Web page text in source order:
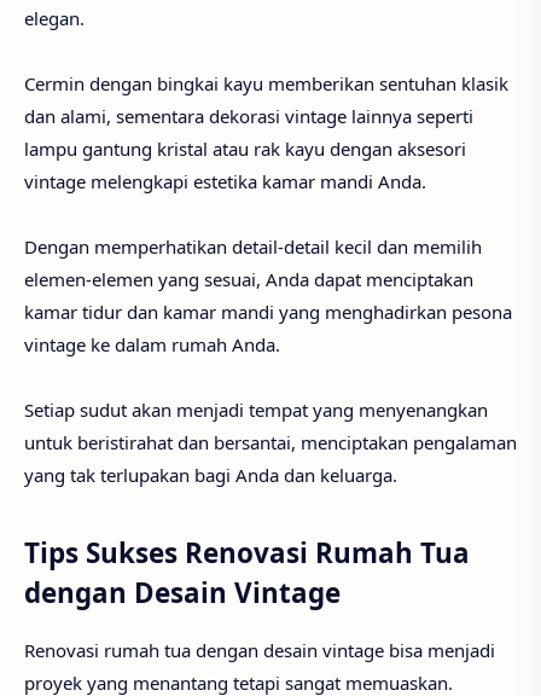
elegan.
Cermin dengan bingkai kayu memberikan sentuhan klasik
dan alami, sementara dekorasi vintage lainnya seperti
lampu gantung kristal atau rak kayu dengan aksesori
vintage melengkapi estetika kamar mandi Anda.
Dengan memperhatikan detail-detail kecil dan memilih
elemen-elemen yang sesuai, Anda dapat menciptakan
kamar tidur dan kamar mandi yang menghadirkan pesona
vintage ke dalam rumah Anda.
Setiap sudut akan menjadi tempat yang menyenangkan
untuk beristirahat dan bersantai, menciptakan pengalaman
yang tak terlupakan bagi Anda dan keluarga.
Tips Sukses Renovasi Rumah Tua
dengan Desain Vintage
Renovasi rumah tua dengan desain vintage bisa menjadi
proyek yang menantang tetapi sangat memuaskan.